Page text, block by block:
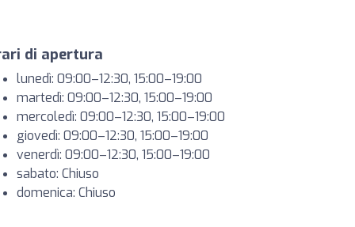
di apertura
lunedì: 09:00–12:30, 15:00–19:00
martedì: 09:00–12:30, 15:00–19:00
mercoledì: 09:00–12:30, 15:00–19:00
giovedì: 09:00–12:30, 15:00–19:00
venerdì: 09:00–12:30, 15:00–19:00
sabato: Chiuso
domenica: Chiuso